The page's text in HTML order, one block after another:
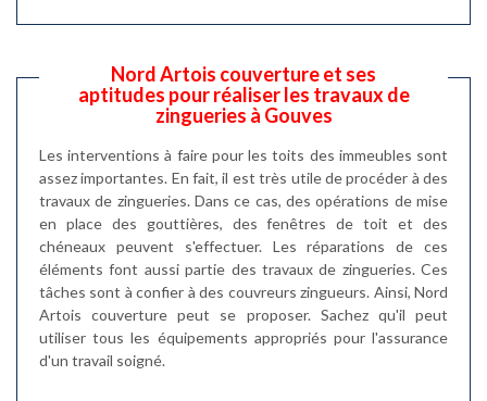
Nord Artois couverture et ses
aptitudes pour réaliser les travaux de
zingueries à Gouves
Les interventions à faire pour les toits des immeubles sont
assez importantes. En fait, il est très utile de procéder à des
travaux de zingueries. Dans ce cas, des opérations de mise
en place des gouttières, des fenêtres de toit et des
chéneaux peuvent s'effectuer. Les réparations de ces
éléments font aussi partie des travaux de zingueries. Ces
tâches sont à confier à des couvreurs zingueurs. Ainsi, Nord
Artois couverture peut se proposer. Sachez qu'il peut
utiliser tous les équipements appropriés pour l'assurance
d'un travail soigné.